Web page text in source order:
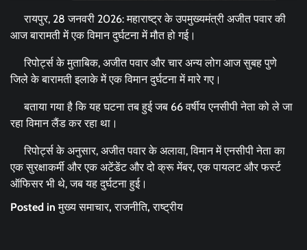
रायपुर, 28 जनवरी 2026: महाराष्ट्र के उपमुख्यमंत्री अजीत पवार की
आज बारामती में एक विमान दुर्घटना में मौत हो गई।
रिपोर्ट्स के मुताबिक, अजीत पवार और चार अन्य लोग आज सुबह पुणे
जिले के बारामती इलाके में एक विमान दुर्घटना में मारे गए।
बताया गया है कि यह घटना तब हुई जब 66 वर्षीय एनसीपी नेता को ले जा
रहा विमान लैंड कर रहा था।
रिपोर्ट्स के अनुसार, अजीत पवार के अलावा, विमान में एनसीपी नेता का
एक सुरक्षाकर्मी और एक अटेंडेंट और दो क्रू मेंबर, एक पायलट और फर्स्ट
ऑफिसर भी थे, जब यह दुर्घटना हुई।
Posted inमुख्य समाचार,राजनीति,राष्ट्रीय